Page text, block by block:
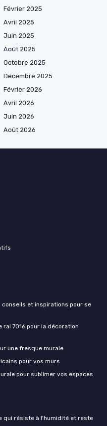
Février 2025
Avril 2025
Juin 2025
Août 2025
Octobre 2025
Décembre 2025
Février 2026
Avril 2026
Juin 2026
Août 2026
conseils et inspirations pour se
ral 7016 pour la décoration
une fresque murale
pour vos murs
pour sublimer vos espaces
qui résiste à l'humidité et reste